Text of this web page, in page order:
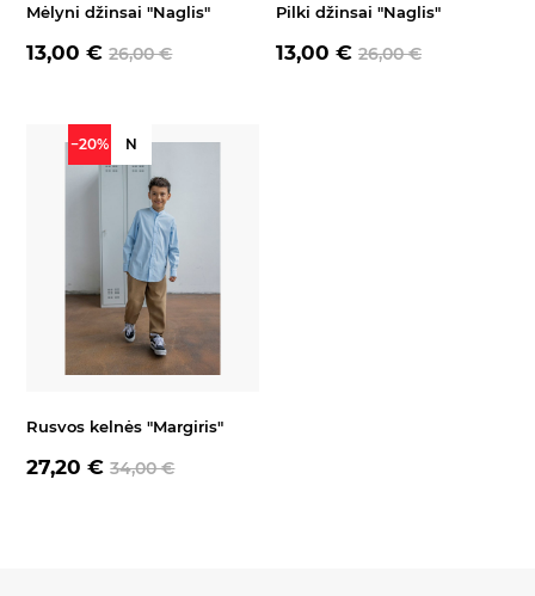
Mėlyni džinsai "Naglis"
13,00 €26,00 €
Pilki džinsai "Naglis"
13,00 € 26,00 €
−20% N
Rusvos kelnės "Margiris"
27,20 €34,00 €